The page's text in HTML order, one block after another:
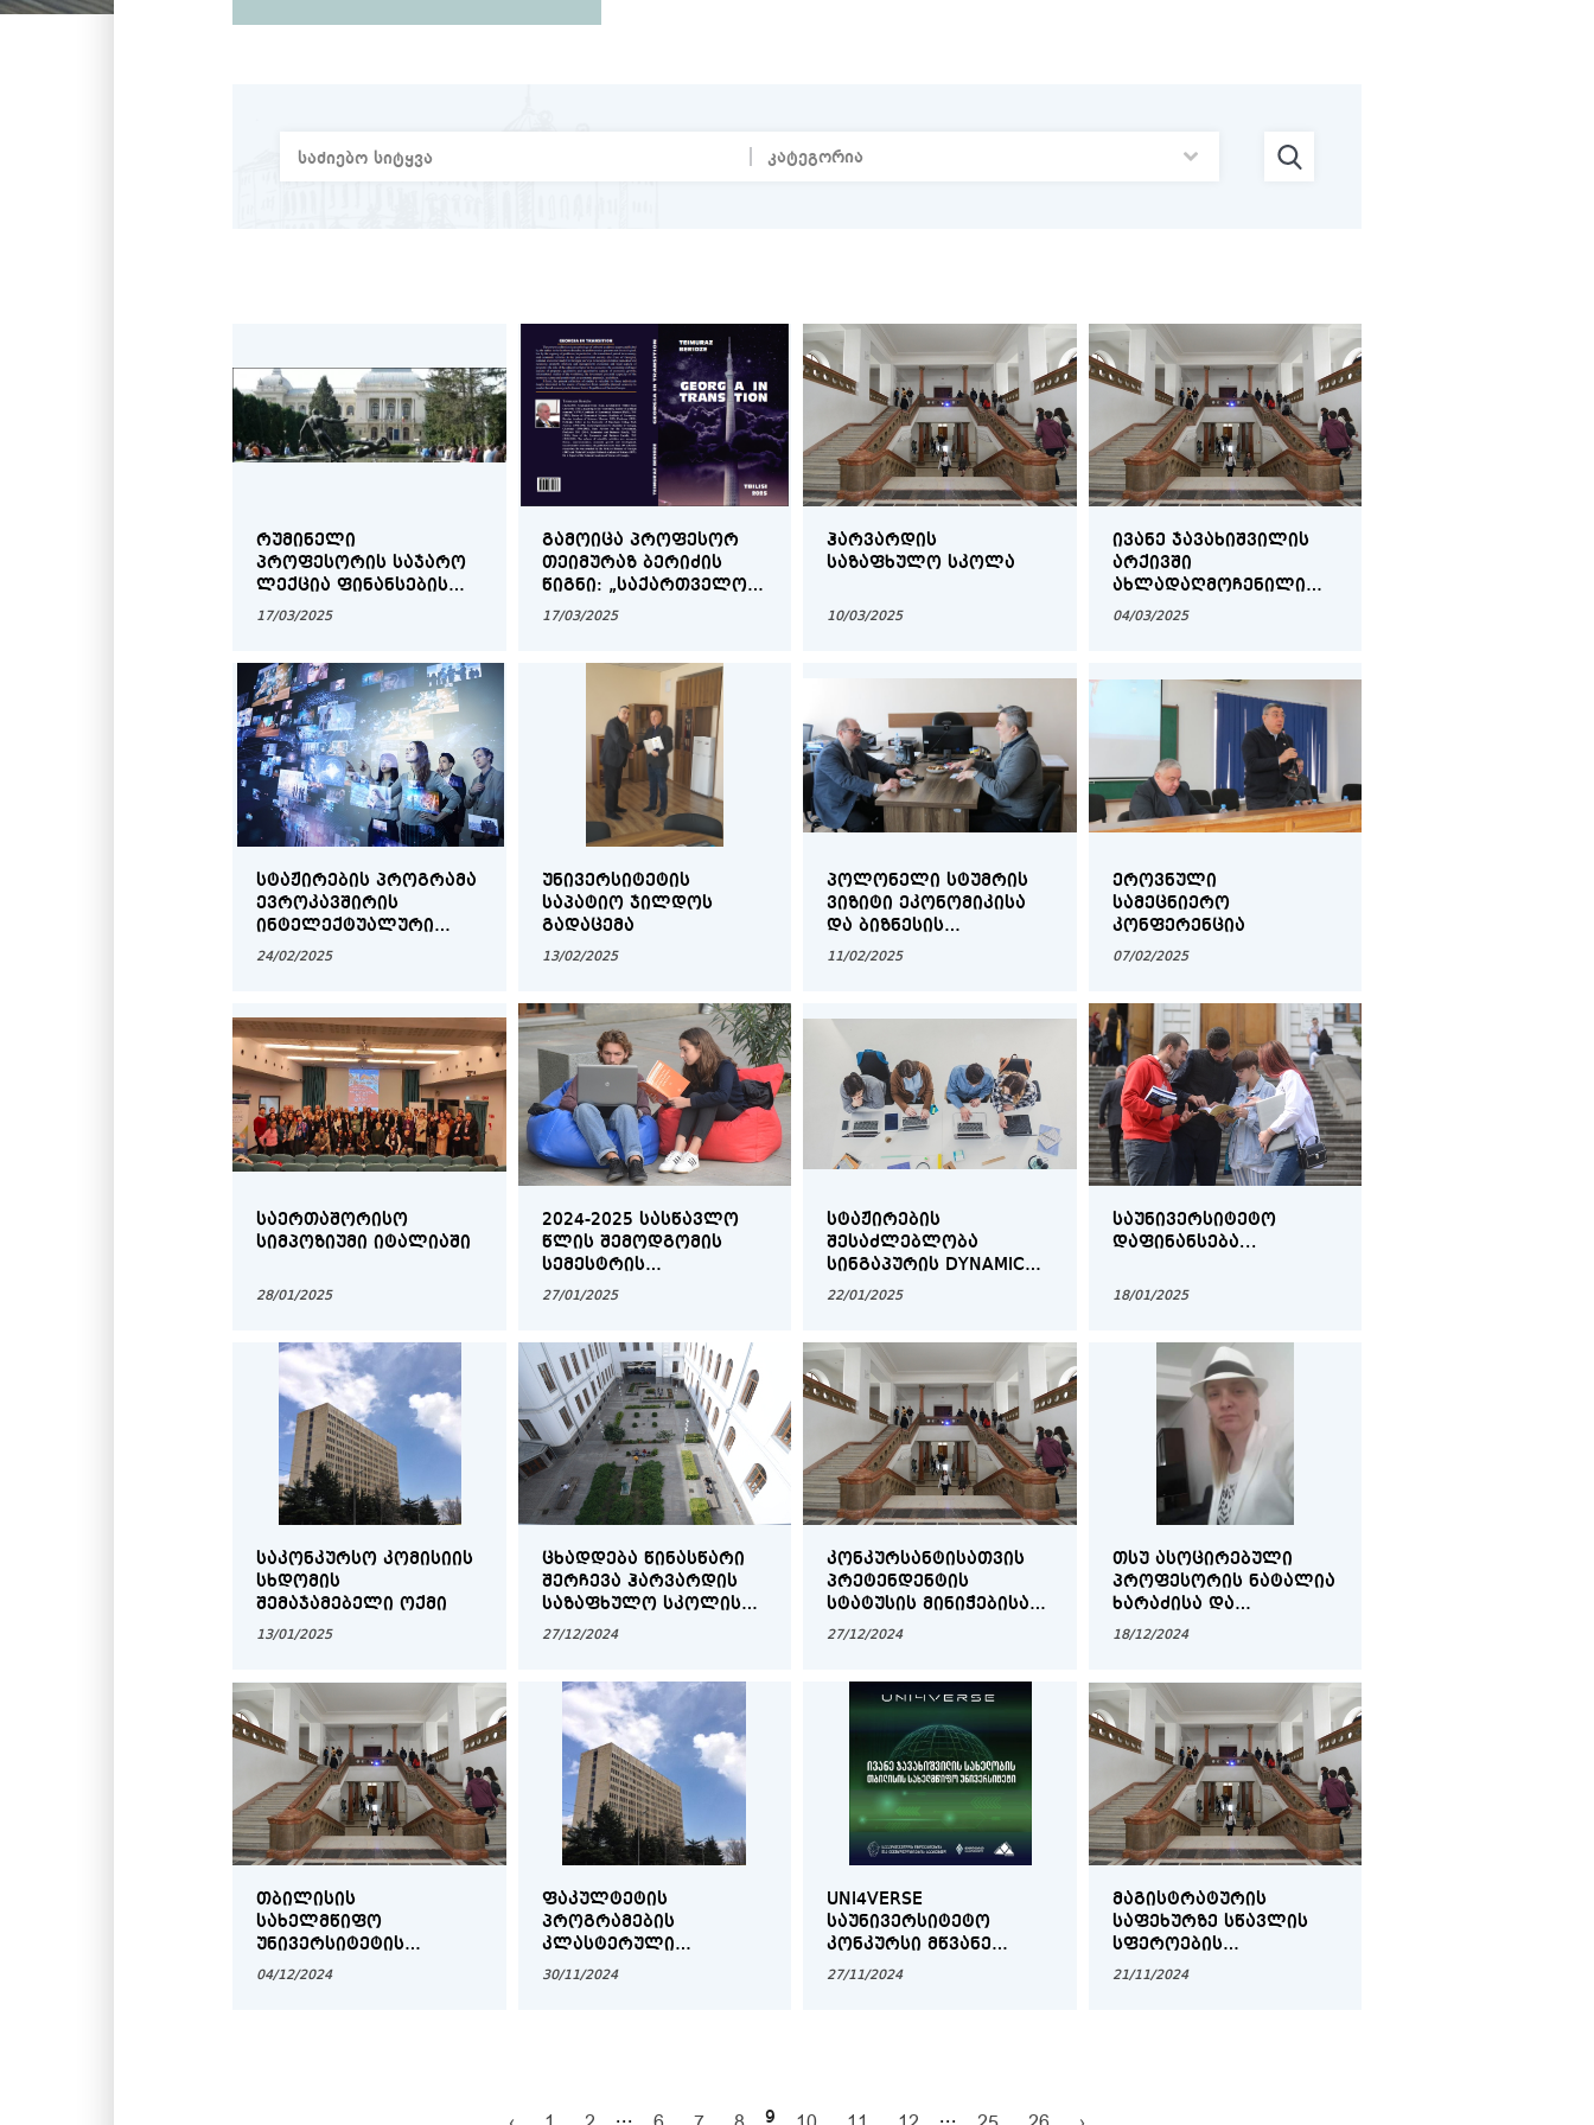
ᲠᲣᲛᲘᲜᲔᲚᲘ
ᲞᲠᲝᲤᲔᲡᲝᲠᲘᲡ ᲡᲐᲯᲐᲠᲝ
ᲚᲔᲥᲪᲘᲐ ᲤᲘᲜᲐᲜᲡᲔᲑᲘᲡ
ᲛᲘᲛᲐᲠᲗᲔᲚᲔᲑᲘᲗ
17/03/2025
ᲒᲐᲛᲝᲘᲪᲐ ᲞᲠᲝᲤᲔᲡᲝᲠ
ᲗᲔᲘᲛᲣᲠᲐᲖ ᲑᲔᲠᲘᲫᲘᲡ
ᲬᲘᲒᲜᲘ: „ᲡᲐᲥᲐᲠᲗᲕᲔᲚᲝᲡ
ᲒᲐᲠᲓᲐᲛᲐᲕᲐᲚᲘ
ᲘᲜᲒᲚᲘᲡᲣᲠ ᲔᲜᲐᲖᲔ
17/03/2025
ᲰᲐᲠᲕᲐᲠᲓᲘᲡ
ᲡᲐᲖᲐᲤᲮᲣᲚᲝ ᲡᲙᲝᲚᲐ
10/03/2025
ᲘᲕᲐᲜᲔ ᲯᲐᲕᲐᲮᲘᲨᲕᲘᲚᲘᲡ
ᲐᲠᲥᲘᲕᲨᲘ
ᲐᲮᲚᲐᲓᲐᲦᲛᲝᲩᲔᲜᲘᲚᲘ
ᲣᲪᲜᲝᲑᲘ ᲓᲝᲙᲣᲛᲔᲜᲢᲘ ᲓᲐ
ᲛᲝᲡᲐᲖᲠᲔᲑᲔᲑᲘ
ᲛᲝᲡᲐᲮᲚᲔᲝᲑᲘᲡ
ᲐᲦᲠᲘᲪᲮᲕᲘᲡ
ᲞᲠᲝᲒᲠᲐᲛᲔᲑᲘᲡ
ᲨᲔᲓᲒᲔᲜᲘᲡᲐᲡ
04/03/2025
ᲡᲢᲐᲟᲘᲠᲔᲑᲘᲡ ᲞᲠᲝᲒᲠᲐᲛᲐ
ᲔᲕᲠᲝᲙᲐᲕᲨᲘᲠᲘᲡ
ᲘᲜᲢᲔᲚᲔᲥᲢᲣᲐᲚᲣᲠᲘ
ᲡᲐᲙᲣᲗᲠᲔᲑᲘᲡ ᲝᲤᲘᲡᲨᲘ
24/02/2025
ᲣᲜᲘᲕᲔᲠᲡᲘᲢᲔᲢᲘᲡ
ᲡᲐᲞᲐᲢᲘᲝ ᲯᲘᲚᲓᲝᲡ
ᲒᲐᲓᲐᲪᲔᲛᲐ
13/02/2025
ᲞᲝᲚᲝᲜᲔᲚᲘ ᲡᲢᲣᲛᲠᲘᲡ
ᲕᲘᲖᲘᲢᲘ ᲔᲙᲝᲜᲝᲛᲘᲙᲘᲡᲐ
ᲓᲐ ᲑᲘᲖᲜᲔᲡᲘᲡ
ᲤᲐᲙᲣᲚᲢᲔᲢᲖᲔ
11/02/2025
ᲔᲠᲝᲕᲜᲣᲚᲘ
ᲡᲐᲛᲔᲪᲜᲘᲔᲠᲝ
ᲙᲝᲜᲤᲔᲠᲔᲜᲪᲘᲐ
07/02/2025
ᲡᲐᲔᲠᲗᲐᲨᲝᲠᲘᲡᲝ
ᲡᲘᲛᲞᲝᲖᲘᲣᲛᲘ ᲘᲢᲐᲚᲘᲐᲨᲘ
28/01/2025
2024-2025 ᲡᲐᲡᲬᲐᲕᲚᲝ
ᲬᲚᲘᲡ ᲨᲔᲛᲝᲓᲒᲝᲛᲘᲡ
ᲡᲔᲛᲔᲡᲢᲠᲘᲡ
ᲡᲐᲣᲜᲘᲕᲔᲠᲡᲘᲢᲔᲢᲝ
27/01/2025
ᲡᲢᲐᲟᲘᲠᲔᲑᲘᲡ
ᲨᲔᲡᲐᲫᲚᲔᲑᲚᲝᲑᲐ
ᲡᲘᲜᲒᲐᲞᲣᲠᲘᲡ DYNAMIC
TECHNOLOGY LAB-ᲨᲘ
22/01/2025
ᲡᲐᲣᲜᲘᲕᲔᲠᲡᲘᲢᲔᲢᲝ
ᲓᲐᲤᲘᲜᲐᲜᲡᲔᲑᲐ...
18/01/2025
ᲡᲐᲙᲝᲜᲙᲣᲠᲡᲝ ᲙᲝᲛᲘᲡᲘᲘᲡ
ᲡᲮᲓᲝᲛᲘᲡ
ᲨᲔᲛᲐᲯᲐᲛᲔᲑᲔᲚᲘ ᲝᲥᲛᲘ
13/01/2025
ᲪᲮᲐᲓᲓᲔᲑᲐ ᲬᲘᲜᲐᲡᲬᲐᲠᲘ
ᲨᲔᲠᲩᲔᲕᲐ ᲰᲐᲠᲕᲐᲠᲓᲘᲡ
ᲡᲐᲖᲐᲤᲮᲣᲚᲝ ᲡᲙᲝᲚᲘᲡ
2025 ᲬᲚᲘᲡ
27/12/2024
ᲙᲝᲜᲙᲣᲠᲡᲐᲜᲢᲘᲡᲐᲗᲕᲘᲡ
ᲞᲠᲔᲢᲔᲜᲓᲔᲜᲢᲘᲡ
ᲡᲢᲐᲢᲣᲡᲘᲡ ᲛᲘᲜᲘᲭᲔᲑᲘᲡᲐ
ᲓᲐ ᲒᲐᲡᲐᲣᲑᲠᲔᲑᲐᲖᲔ
27/12/2024
ᲗᲡᲣ ᲐᲡᲝᲪᲘᲠᲔᲑᲣᲚᲘ
ᲞᲠᲝᲤᲔᲡᲝᲠᲘᲡ ᲜᲐᲢᲐᲚᲘᲐ
ᲮᲐᲠᲐᲫᲘᲡᲐ ᲓᲐ
ᲓᲝᲥᲢᲝᲠᲐᲜᲢ ᲗᲐᲛᲣᲜᲐ
18/12/2024
ᲗᲑᲘᲚᲘᲡᲘᲡ
ᲡᲐᲮᲔᲚᲛᲬᲘᲤᲝ
ᲣᲜᲘᲕᲔᲠᲡᲘᲢᲔᲢᲘᲡ
ᲐᲙᲐᲓᲔᲛᲘᲣᲠᲘ ᲡᲐᲑᲭᲝᲡ
04/12/2024
ᲤᲐᲙᲣᲚᲢᲔᲢᲘᲡ
ᲞᲠᲝᲒᲠᲐᲛᲔᲑᲘᲡ
ᲙᲚᲐᲡᲢᲔᲠᲣᲚᲘ
ᲐᲙᲠᲔᲓᲘᲢᲐᲪᲘᲐ
30/11/2024
UNI4VERSE
ᲡᲐᲣᲜᲘᲕᲔᲠᲡᲘᲢᲔᲢᲝ
ᲙᲝᲜᲙᲣᲠᲡᲘ ᲛᲬᲕᲐᲜᲔ
ᲢᲔᲥᲜᲝᲚᲝᲒᲘᲔᲑᲨᲘ
27/11/2024
ᲛᲐᲒᲘᲡᲢᲠᲐᲢᲣᲠᲘᲡ
ᲡᲐᲤᲔᲮᲣᲠᲖᲔ ᲡᲬᲐᲕᲚᲘᲡ
ᲡᲤᲔᲠᲝᲔᲑᲘᲡ
ᲙᲚᲐᲡᲘᲤᲘᲙᲐᲢᲝᲠᲨᲘ
21/11/2024
... 9 ...